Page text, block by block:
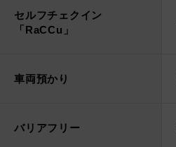
セルフチェクイン
「RaCCu」
車両預かり
バリアフリー